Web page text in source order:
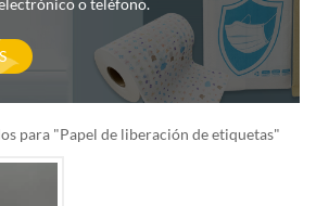
o teléfono.
para "Papel de liberación de etiquetas"